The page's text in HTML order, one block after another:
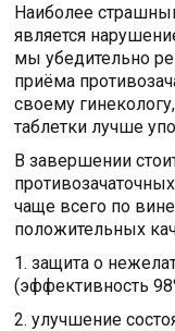
Наиболее
является
мы убедительно
приёма
своему
таблетки лучше
В завершении
чаще всего по
положительных
1. защита о
(эффективность
2. улучшение